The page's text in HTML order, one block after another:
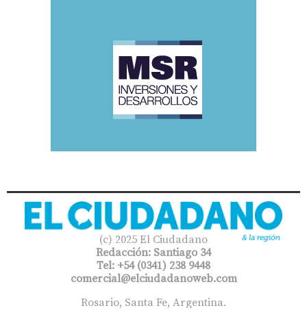
(c) 2025 El Ciudadano
Redacción: Santiago 34
Tel: +54 (0341) 238 9448
comercial@elciudadanoweb.com​
Rosario, Santa Fe, Argentina.